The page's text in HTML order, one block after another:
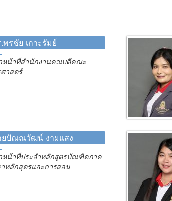
พรชัย เกาะรัมย์
าหน้าที่สำนักงานคณบดีคณะ
ศาสตร์
ยปัณณวัฒน์ งามแสง
หน้าที่ประจำหลักสูตรบัณฑิตภาค
าหลักสุตรและการสอน